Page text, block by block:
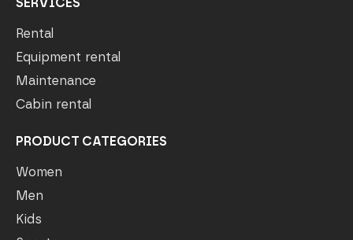
SERVICES
Rental
Equipment rental
Maintenance
Cabin rental
PRODUCT CATEGORIES
Women
Men
Kids